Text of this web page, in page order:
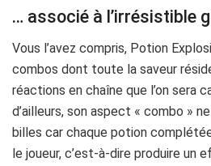
… associé à l’irrésistible
Vous l’avez compris, Potion
combos dont toute la saveur
réactions en chaîne que l’on sera
d’ailleurs, son aspect « combo »
billes car chaque potion
le joueur, c’est-à-dire produire un